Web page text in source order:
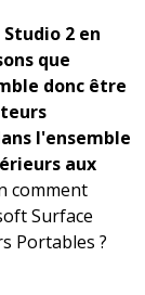
2 en
que
donc être
l'ensemble
aux
comment
Surface
Portables ?